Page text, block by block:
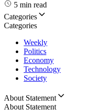
5 min read
Categories
Categories
Weekly
Politics
Economy
Technology
Society
About Statement
About Statement